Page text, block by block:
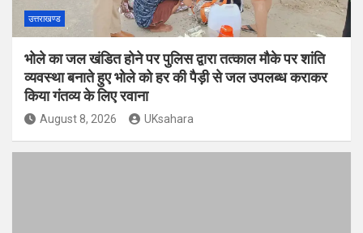
उत्तराखण्ड
भोले का जल खंडित होने पर पुलिस द्वारा तत्काल मौके पर शांति
व्यवस्था बनाते हुए भोले को हर की पैड़ी से जल उपलब्ध कराकर
किया गंतव्य के लिए रवाना
August 8, 2026 UKsahara